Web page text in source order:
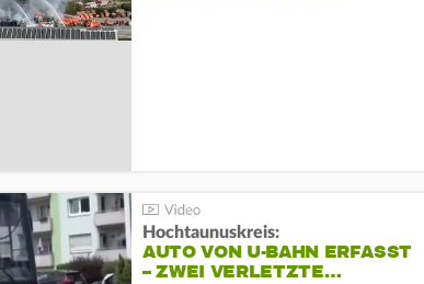
Hochtaunuskreis:
AUTO VON U-BAHN ERFASST
– ZWEI VERLETZTE…